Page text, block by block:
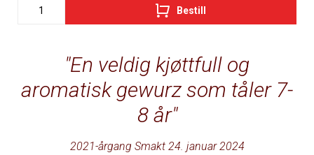
En veldig kjøttfull og
aromatisk gewurz som tåler 7-
8 år
2021-årgang Smakt 24. januar 2024
Bestill